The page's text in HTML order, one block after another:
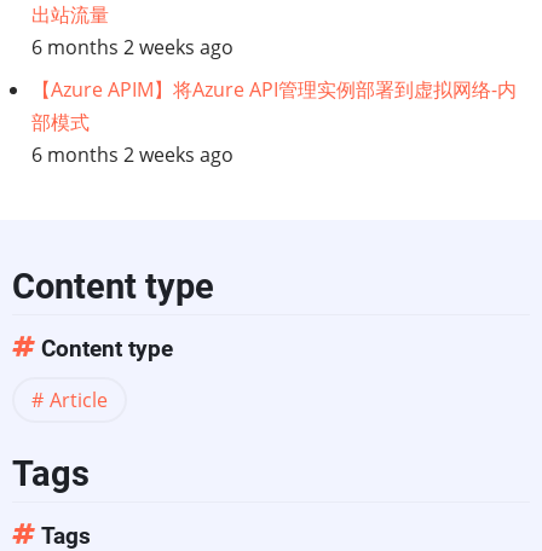
能
框
架:
部
分
出站流量
6 months 2 weeks ago
【Azure APIM】将Azure API管理实例部署到虚拟网络-内
部模式
6 months 2 weeks ago
Content type
Content type
Article
Tags
Tags